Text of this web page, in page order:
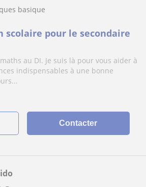
basique
scolaire pour le secondaire
au DI. Je suis là pour vous aider à
indispensables à une bonne
Contacter